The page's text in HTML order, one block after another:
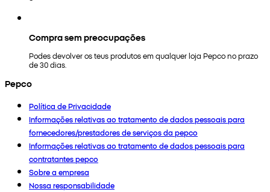
Compra sem preocupações
Podes devolver os teus produtos em qualquer loja Pepco no prazo
de 30 dias.
Pepco
Política de Privacidade
Informações relativas ao tratamento de dados pessoais para
fornecedores/prestadores de serviços da pepco
Informações relativas ao tratamento de dados pessoais para
contratantes pepco
Sobre a empresa
Nossa responsabilidade